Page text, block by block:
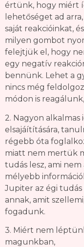
értünk, hogy miért
lehetőséget ad
saját reakcióinkat,
milyen gombot
felejtjük el, hogy
egy negatív
bennünk. Lehet a
nincs még
módon is
2. Nagyon alkalmas
elsajáítítására,
régebb óta
miatt nem mertük
tudás lesz, ami
mélyebb
Jupiter az égi
annak, amit
fogadunk.
3. Miért nem
magunkban,